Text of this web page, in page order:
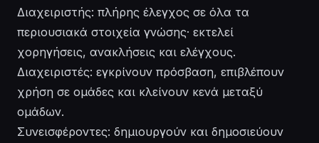
Διαχειριστής: πλήρης έλεγχος σε όλα τα
περιουσιακά στοιχεία γνώσης· εκτελεί
χορηγήσεις, ανακλήσεις και ελέγχους.
Διαχειριστές: εγκρίνουν πρόσβαση, επιβλέπουν
χρήση σε ομάδες και κλείνουν κενά μεταξύ
ομάδων.
Συνεισφέροντες: δημιουργούν και δημοσιεύουν